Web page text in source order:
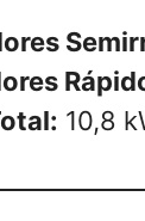
10,8